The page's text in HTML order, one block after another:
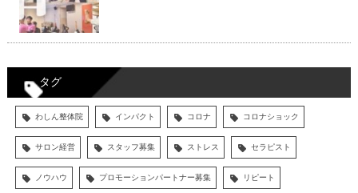
タグ
わしん整体院 インパクト コロナ コロナショック
サロン経営 スタッフ募集 ストレス セラピスト
ノウハウ プロモーションパートナー募集 リピート